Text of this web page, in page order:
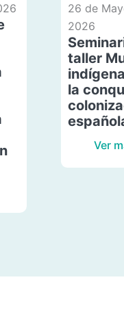
26 de
2026
taller
la
Ver